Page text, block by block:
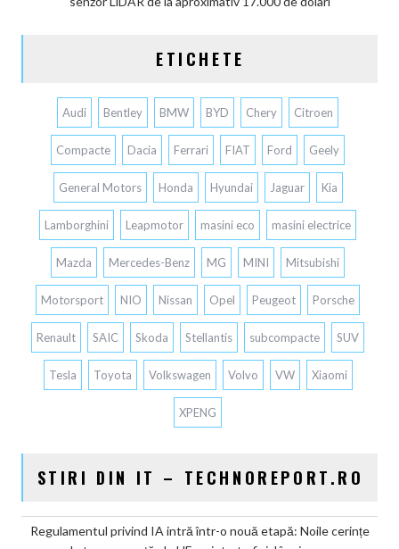
ETICHETE
Audi Bentley BMW BYD Chery Citroen
Compacte Dacia Ferrari FIAT Ford Geely
General Motors Honda Hyundai Jaguar Kia
Lamborghini Leapmotor masini eco masini electrice
Mazda Mercedes-Benz MG MINI Mitsubishi
Motorsport NIO Nissan Opel Peugeot Porsche
Renault SAIC Skoda Stellantis subcompacte SUV
Tesla Toyota Volkswagen Volvo VW Xiaomi
XPENG
STIRI DIN IT – TECHNOREPORT.RO
Regulamentul privind IA intră într-o nouă etapă: Noile cerințe